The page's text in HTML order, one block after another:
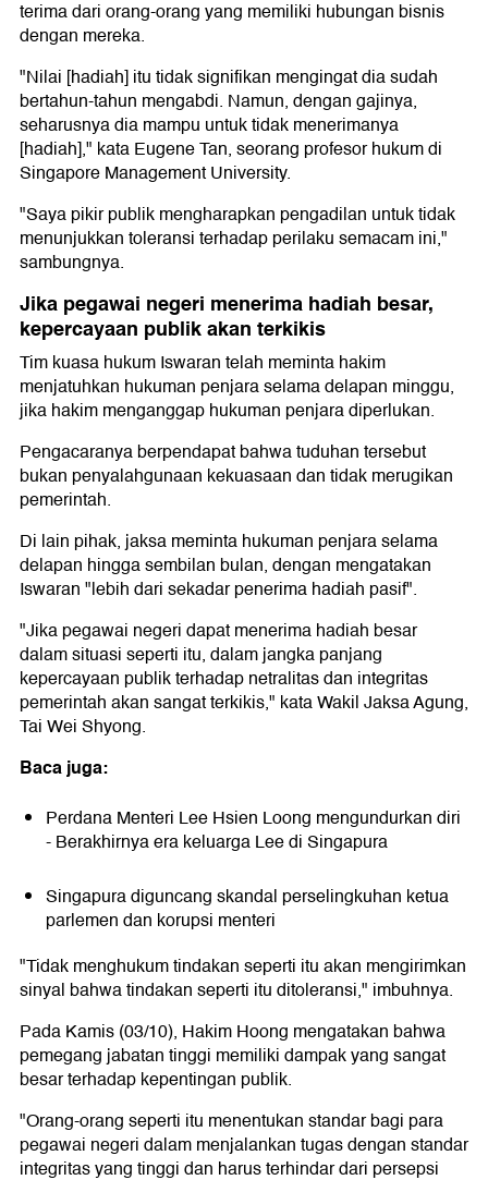
terima dari orang-orang yang memiliki hubungan bisnis
dengan mereka.
"Nilai [hadiah] itu tidak signifikan mengingat dia sudah
bertahun-tahun mengabdi. Namun, dengan gajinya,
seharusnya dia mampu untuk tidak menerimanya
[hadiah]," kata Eugene Tan, seorang profesor hukum di
Singapore Management University.
"Saya pikir publik mengharapkan pengadilan untuk tidak
menunjukkan toleransi terhadap perilaku semacam ini,"
sambungnya.
Jika pegawai negeri menerima hadiah besar,
kepercayaan publik akan terkikis
Tim kuasa hukum Iswaran telah meminta hakim
menjatuhkan hukuman penjara selama delapan minggu,
jika hakim menganggap hukuman penjara diperlukan.
Pengacaranya berpendapat bahwa tuduhan tersebut
bukan penyalahgunaan kekuasaan dan tidak merugikan
pemerintah.
Di lain pihak, jaksa meminta hukuman penjara selama
delapan hingga sembilan bulan, dengan mengatakan
Iswaran "lebih dari sekadar penerima hadiah pasif".
"Jika pegawai negeri dapat menerima hadiah besar
dalam situasi seperti itu, dalam jangka panjang
kepercayaan publik terhadap netralitas dan integritas
pemerintah akan sangat terkikis," kata Wakil Jaksa Agung,
Tai Wei Shyong.
Baca juga:
Perdana Menteri Lee Hsien Loong mengundurkan diri
- Berakhirnya era keluarga Lee di Singapura
Singapura diguncang skandal perselingkuhan ketua
parlemen dan korupsi menteri
"Tidak menghukum tindakan seperti itu akan mengirimkan
sinyal bahwa tindakan seperti itu ditoleransi," imbuhnya.
Pada Kamis (03/10), Hakim Hoong mengatakan bahwa
pemegang jabatan tinggi memiliki dampak yang sangat
besar terhadap kepentingan publik.
"Orang-orang seperti itu menentukan standar bagi para
pegawai negeri dalam menjalankan tugas dengan standar
integritas yang tinggi dan harus terhindar dari persepsi